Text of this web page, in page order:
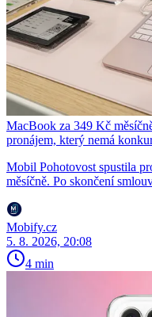
MacBook za 349 Kč
pronájem, který nemá
Mobil Pohotovost spustila
měsíčně. Po skončení
Mobify.cz
5. 8. 2026, 20:08
4 min